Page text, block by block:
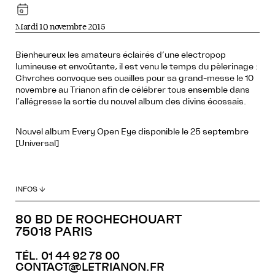
Bienheureux les amateurs éclairés d’une electropop
lumineuse et envoûtante, il est venu le temps du pèlerinage :
Chvrches convoque ses ouailles pour sa grand-messe le 10
novembre au Trianon afin de célébrer tous ensemble dans
l’allégresse la sortie du nouvel album des divins écossais.
Nouvel album Every Open Eye disponible le 25 septembre
[Universal]
Mardi 10 novembre 2015
INFOS ↓
80 BD DE ROCHECHOUART
75018 PARIS
TÉL. 01 44 92 78 00
CONTACT@LETRIANON.FR